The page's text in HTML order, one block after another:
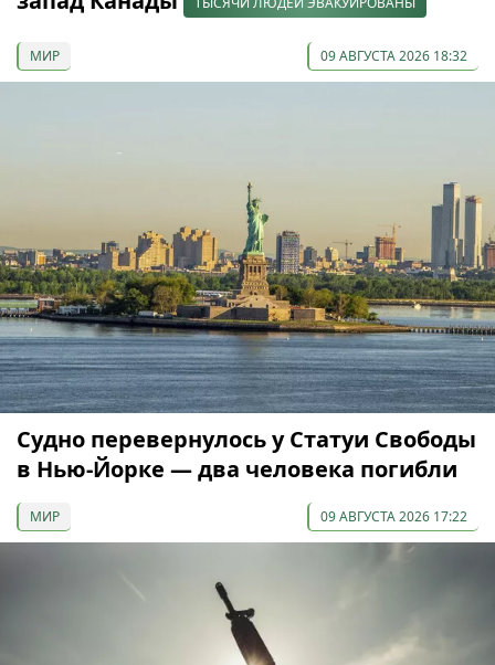
МИР 09 АВГУСТА 2026 18:32
Судно перевернулось у Статуи Свободы
в Нью-Йорке — два человека погибли
МИР 09 АВГУСТА 2026 17:22